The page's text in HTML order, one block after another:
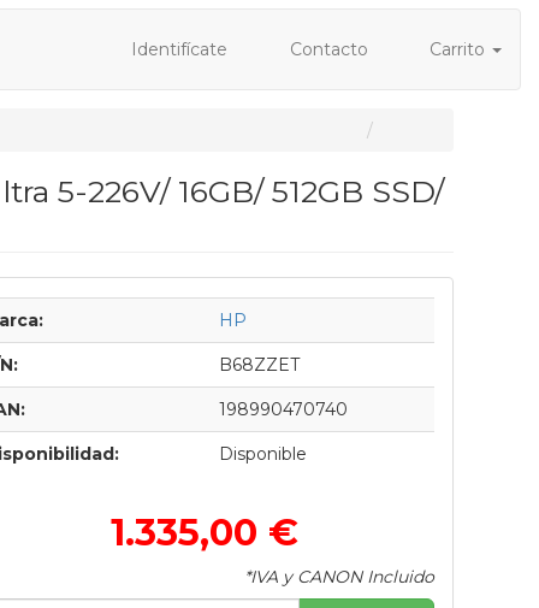
Identifícate Contacto Carrito
5-226V/ 16GB/ 512GB SSD/
HP
B68ZZET
198990470740
Disponible
1.335,00 €
*IVA y CANON Incluido